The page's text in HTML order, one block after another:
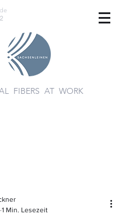
FIBERS AT WORK
1 Min. Lesezeit